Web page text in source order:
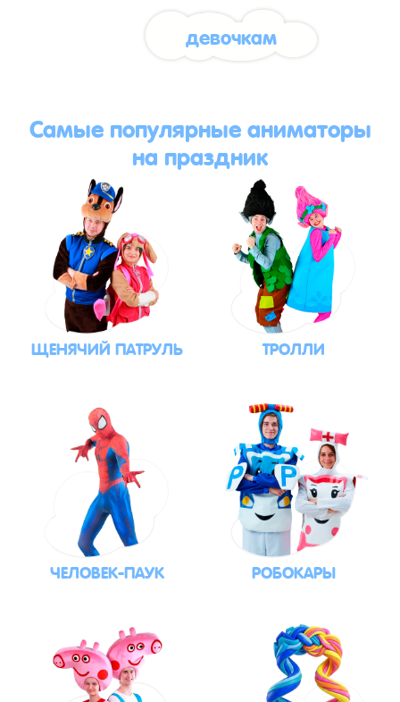
девочкам
Самые популярные аниматоры
на праздник
ЩЕНЯЧИЙ ПАТРУЛЬ ТРОЛЛИ
ЧЕЛОВЕК-ПАУК РОБОКАРЫ